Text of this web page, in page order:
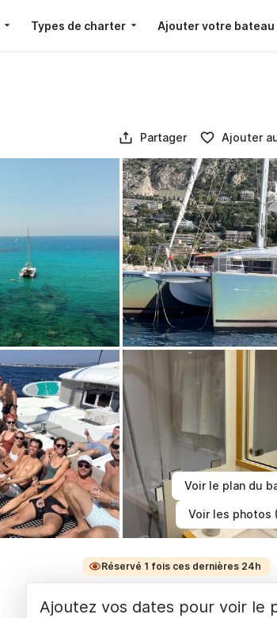
Types de charter Ajouter votre bateau
Voir le plan du
Voir les photos
Partager Ajouter
Réservé 1 fois ces dernières 24h
Ajoutez vos dates pour voir le